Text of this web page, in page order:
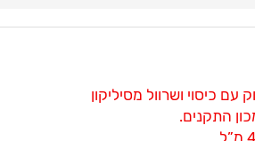
עם כיסוי ושרוול מסיליקון
התקנים.